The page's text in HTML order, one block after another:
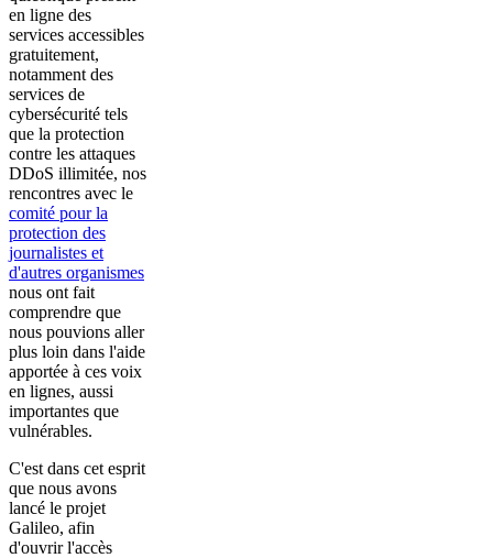
en ligne des
services accessibles
gratuitement,
notamment des
services de
cybersécurité tels
que la protection
contre les attaques
DDoS illimitée, nos
rencontres avec le
comité pour la
protection des
journalistes et
d'autres organismes
nous ont fait
comprendre que
nous pouvions aller
plus loin dans l'aide
apportée à ces voix
en lignes, aussi
importantes que
vulnérables.
C'est dans cet esprit
que nous avons
lancé le projet
Galileo, afin
d'ouvrir l'accès